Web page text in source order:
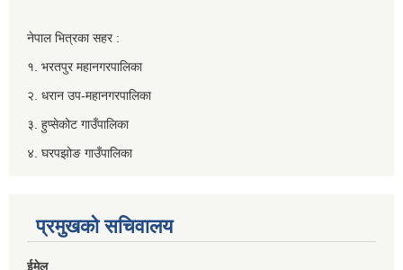
नेपाल भित्रका सहर :
१. भरतपुर महानगरपालिका
२. धरान उप-महानगरपालिका
३. हुप्सेकोट गाउँपालिका
४. घरपझोङ गाउँपालिका
प्रमुखको सचिवालय
ईमेल